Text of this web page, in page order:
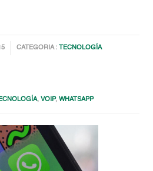
CATEGORIA : TECNOLOGÍA
,VOIP,WHATSAPP